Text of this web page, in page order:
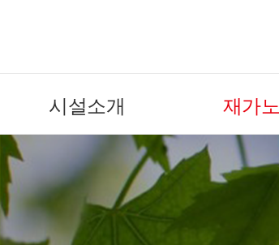
시설소개 재가
후원/자원봉사